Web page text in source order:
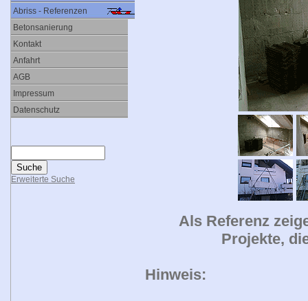
Abriss - Referenzen
Betonsanierung
Kontakt
Anfahrt
AGB
Impressum
Datenschutz
Erweiterte Suche
Als Referenz
Projekte,
Hinweis: